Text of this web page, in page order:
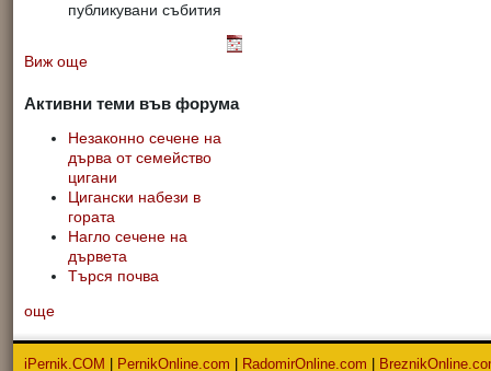
публикувани събития
Виж още
Активни теми във форума
Незаконно сечене на
дърва от семейство
цигани
Цигански набези в
гората
Нагло сечене на
дървета
Търся почва
още
iPernik.COM | PernikOnline.com | RadomirOnline.com |